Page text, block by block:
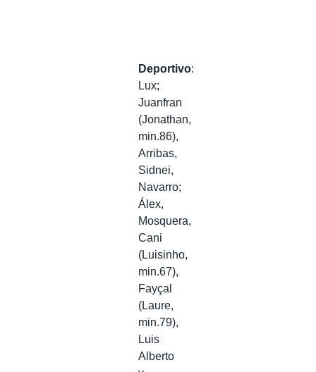
Deportivo:
Lux;
Juanfran
(Jonathan,
min.86),
Arribas,
Sidnei,
Navarro;
Álex,
Mosquera,
Cani
(Luisinho,
min.67),
Fayçal
(Laure,
min.79),
Luis
Alberto